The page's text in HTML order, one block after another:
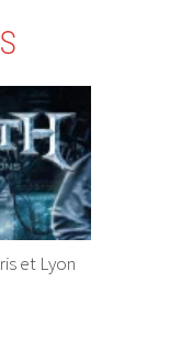
et Lyon